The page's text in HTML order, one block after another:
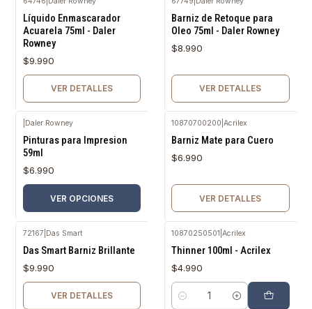
Líquido Enmascarador
Acuarela 75ml - Daler
Rowney
$9.990
VER DETALLES
Barniz de Retoque para
Oleo 75ml - Daler Rowney
$8.990
VER DETALLES
Daler Rowney
Pinturas para Impresion
59ml
$6.990
VER OPCIONES
10870700200 Acrilex
Barniz Mate para Cuero
$6.990
VER DETALLES
72167 Das Smart
Das Smart Barniz Brillante
$9.990
VER DETALLES
10870250501 Acrilex
Thinner 100ml - Acrilex
$4.990
Cantidad